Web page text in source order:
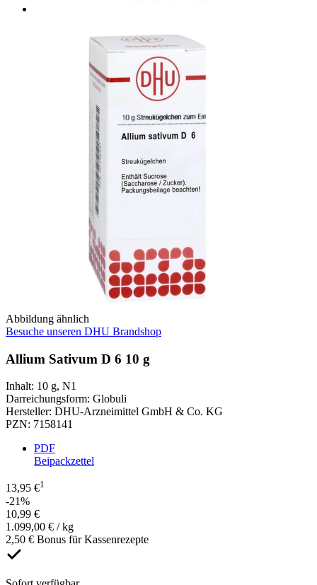
Abbildung ähnlich
Besuche unseren DHU Brandshop
Allium Sativum D 6 10 g
Inhalt: 10 g, N1
Darreichungsform: Globuli
Hersteller: DHU-Arzneimittel GmbH & Co. KG
PZN: 7158141
PDF
Beipackzettel
13,95 €1
-21%
10,99 €
1.099,00 € / kg
2,50 € Bonus für Kassenrezepte